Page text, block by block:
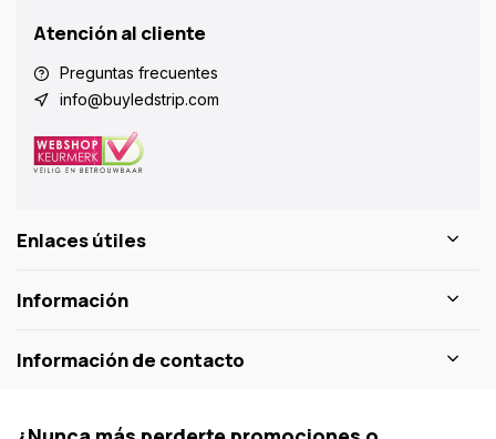
Atención al cliente
Preguntas frecuentes
info@buyledstrip.com
Enlaces útiles
Información
Información de contacto